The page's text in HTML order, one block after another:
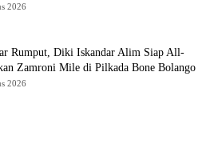
2026
Rumput, Diki Iskandar Alim Siap All-
Zamroni Mile di Pilkada Bone Bolango
2026